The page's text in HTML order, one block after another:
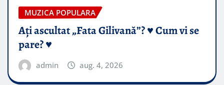
MUZICA POPULARA
Ați ascultat „Fata Gilivană”? ♥️ Cum vi se
pare? ♥️
admin aug. 4, 2026